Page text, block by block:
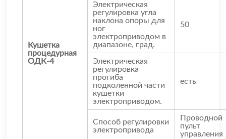
Кушетка
процедурная
ОДК-4
Электрическая
регулировка угла
наклона опоры для
ног
электроприводом в
диапазоне, град.
50
Электрическая
регулировка
прогиба
подколенной части
кушетки
электроприводом.
есть
Способ регулировки
электропривода
Проводной
пульт
управления